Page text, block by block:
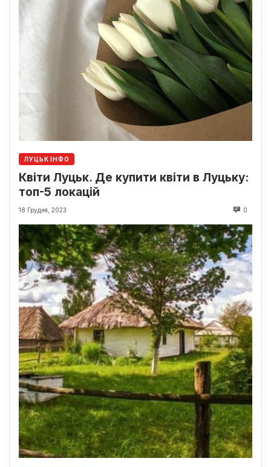
ЛУЦЬК ІНФО
Квіти Луцьк. Де купити квіти в Луцьку:
топ-5 локацій
18 Грудня, 2023 0